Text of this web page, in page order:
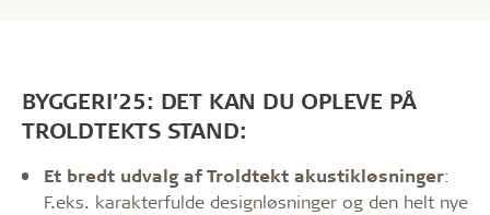
BYGGERI’25: DET KAN DU OPLEVE PÅ
TROLDTEKTS STAND:
Et bredt udvalg af Troldtekt akustikløsninger:
F.eks. karakterfulde designløsninger og den helt nye